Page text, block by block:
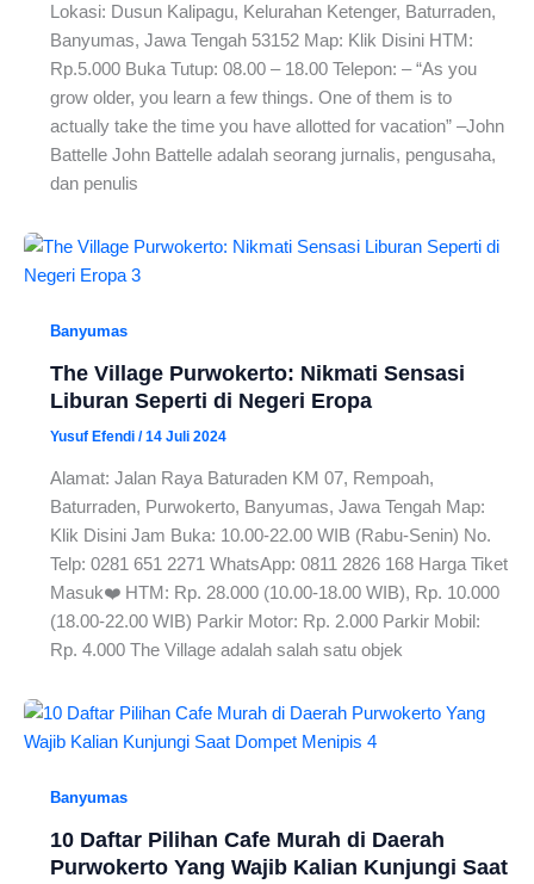
Lokasi: Dusun Kalipagu, Kelurahan Ketenger, Baturraden,
Banyumas, Jawa Tengah 53152 Map: Klik Disini HTM:
Rp.5.000 Buka Tutup: 08.00 – 18.00 Telepon: – “As you
grow older, you learn a few things. One of them is to
actually take the time you have allotted for vacation” –John
Battelle John Battelle adalah seorang jurnalis, pengusaha,
dan penulis
Banyumas
The Village Purwokerto: Nikmati Sensasi
Liburan Seperti di Negeri Eropa
Yusuf Efendi /14 Juli 2024
Alamat: Jalan Raya Baturaden KM 07, Rempoah,
Baturraden, Purwokerto, Banyumas, Jawa Tengah Map:
Klik Disini Jam Buka: 10.00-22.00 WIB (Rabu-Senin) No.
Telp: 0281 651 2271 WhatsApp: 0811 2826 168 Harga Tiket
Masuk❤️ HTM: Rp. 28.000 (10.00-18.00 WIB), Rp. 10.000
(18.00-22.00 WIB) Parkir Motor: Rp. 2.000 Parkir Mobil:
Rp. 4.000 The Village adalah salah satu objek
Banyumas
10 Daftar Pilihan Cafe Murah di Daerah
Purwokerto Yang Wajib Kalian Kunjungi Saat